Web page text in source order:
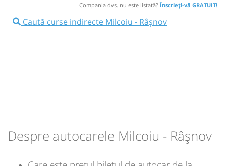
10:03 Milcoiu Statie Milcoiu
Durată:
06
Zile de circulație:
Compania dvs. nu este listată?Înscrieți-vă GRATUIT!
Caută curse indirecte Milcoiu - Râşnov
Despre autocarele Milcoiu - Râşnov